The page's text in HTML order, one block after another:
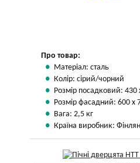
Про товар:
Матеріал: сталь
Колір: сірий/чорний
Розмір посадковий:
Розмір фасадний: 600 х
Вага: 2,5 кг
Країна виробник: